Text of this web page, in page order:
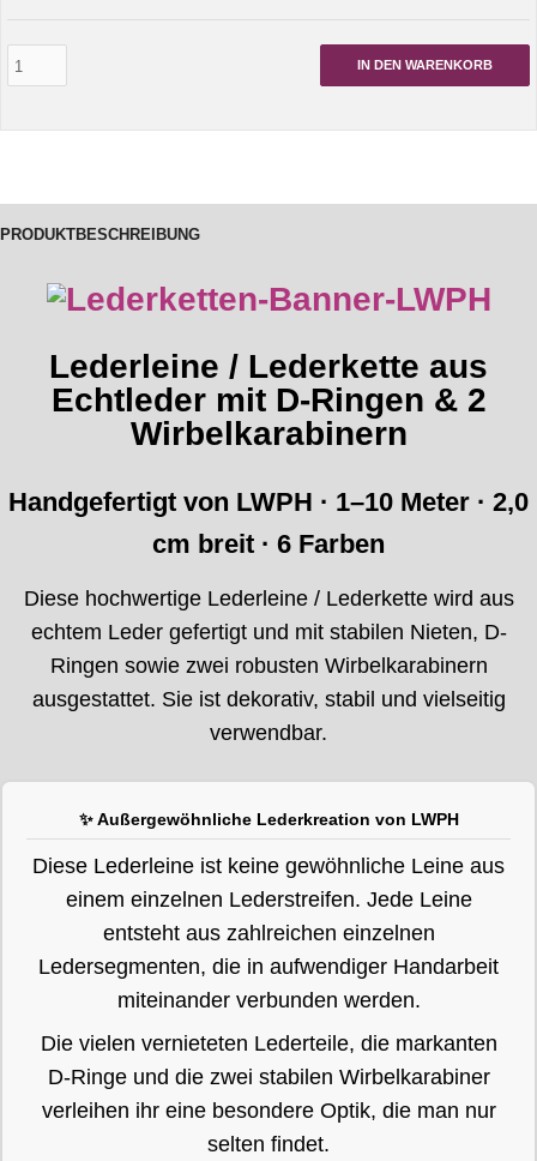
IN DEN WARENKORB
PRODUKTBESCHREIBUNG
Lederleine / Lederkette aus
Echtleder mit D-Ringen & 2
Wirbelkarabinern
Handgefertigt von LWPH · 1–10 Meter · 2,0
cm breit · 6 Farben
Diese hochwertige Lederleine / Lederkette wird aus
echtem Leder gefertigt und mit stabilen Nieten, D-
Ringen sowie zwei robusten Wirbelkarabinern
ausgestattet. Sie ist dekorativ, stabil und vielseitig
verwendbar.
✨ Außergewöhnliche Lederkreation von LWPH
Diese Lederleine ist keine gewöhnliche Leine aus
einem einzelnen Lederstreifen. Jede Leine
entsteht aus zahlreichen einzelnen
Ledersegmenten, die in aufwendiger Handarbeit
miteinander verbunden werden.
Die vielen vernieteten Lederteile, die markanten
D-Ringe und die zwei stabilen Wirbelkarabiner
verleihen ihr eine besondere Optik, die man nur
selten findet.